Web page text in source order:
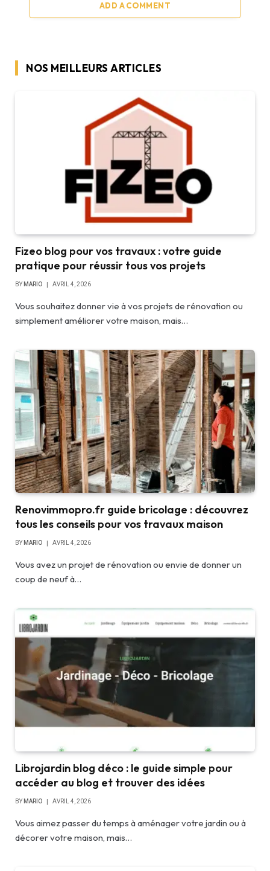
ADD A COMMENT
NOS MEILLEURS ARTICLES
Fizeo blog pour vos travaux : votre guide
pratique pour réussir tous vos projets
BY MARIO AVRIL 4, 2026
Vous souhaitez donner vie à vos projets de rénovation ou
simplement améliorer votre maison, mais…
Renovimmopro.fr guide bricolage : découvrez
tous les conseils pour vos travaux maison
BY MARIO AVRIL 4, 2026
Vous avez un projet de rénovation ou envie de donner un
coup de neuf à…
Librojardin blog déco : le guide simple pour
accéder au blog et trouver des idées
BY MARIO AVRIL 4, 2026
Vous aimez passer du temps à aménager votre jardin ou à
décorer votre maison, mais…